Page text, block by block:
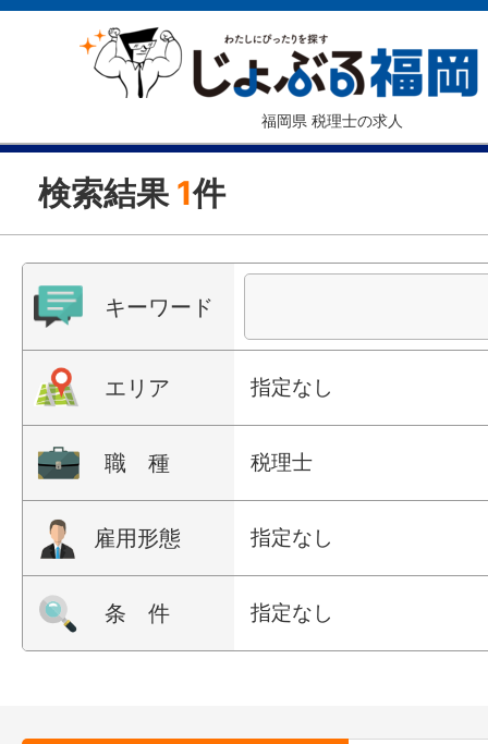
福岡県 税理士の求人
検索結果 1件
キーワード
エリア 指定なし
職 種 税理士
雇用形態 指定なし
条 件 指定なし